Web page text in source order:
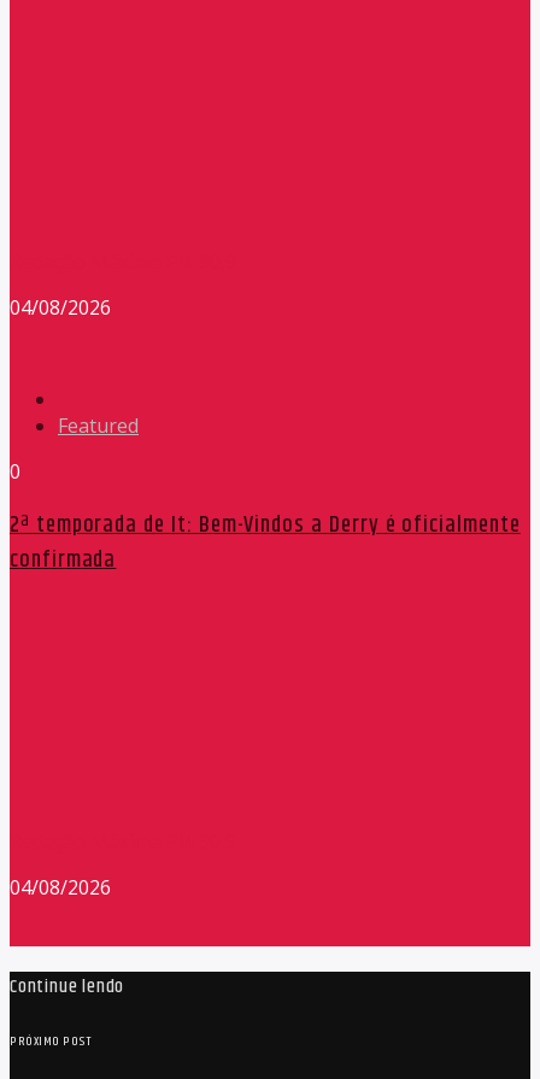
04/08/2026
Featured
0
2ª temporada de It: Bem-Vindos a Derry é oficialmente
confirmada
04/08/2026
Continue lendo
PRÓXIMO POST